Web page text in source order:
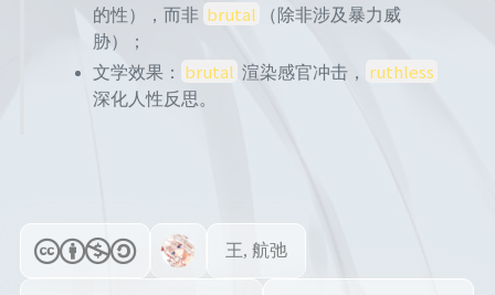
的性），而非 brutal
（除非涉及暴力威
胁）；
文学效果：
brutal 渲染感官冲击， ruthless
深化人性反思。
王, 航弛